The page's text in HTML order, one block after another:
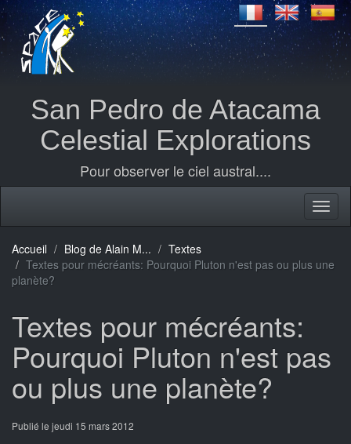
San Pedro de Atacama
Celestial Explorations
Pour observer le ciel austral....
Accueil Blog de Alain M...
Textes
Textes pour mécréants: Pourquoi Pluton n'est pas ou plus une
planète?
Textes pour mécréants:
Pourquoi Pluton n'est pas
ou plus une planète?
Publié le jeudi 15 mars 2012